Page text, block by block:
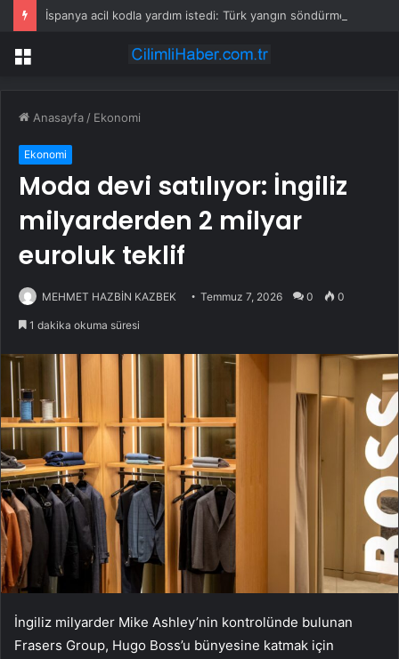
Menü
Anasayfa / Ekonomi
Ekonomi
Moda devi satılıyor: İngiliz
milyarderden 2 milyar
euroluk teklif
MEHMET HAZBİN KAZBEK Temmuz 7, 2026 0 0
1 dakika okuma süresi
İngiliz milyarder Mike Ashley’nin kontrolünde bulunan
Frasers Group, Hugo Boss’u bünyesine katmak için